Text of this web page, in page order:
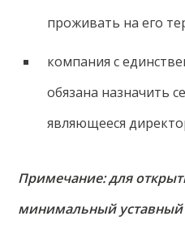
проживать на его
компания с
обязана назначить
являющееся
Примечание: для
минимальный уставный